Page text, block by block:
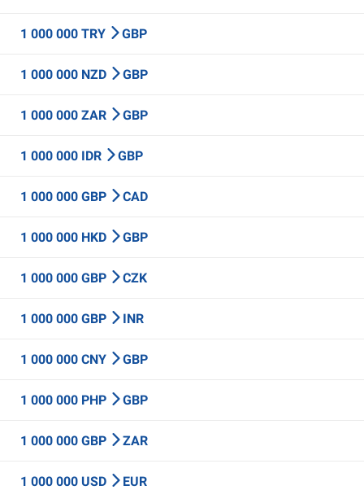
1 000 000 TRY GBP
1 000 000 NZD GBP
1 000 000 ZAR GBP
1 000 000 IDR GBP
1 000 000 GBP CAD
1 000 000 HKD GBP
1 000 000 GBP CZK
1 000 000 GBP INR
1 000 000 CNY GBP
1 000 000 PHP GBP
1 000 000 GBP ZAR
1 000 000 USD EUR